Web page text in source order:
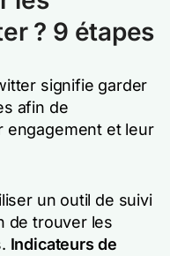
? 9 étapes
signifie garder
afin de
engagement et leur
un outil de suivi
de trouver les
Indicateurs de